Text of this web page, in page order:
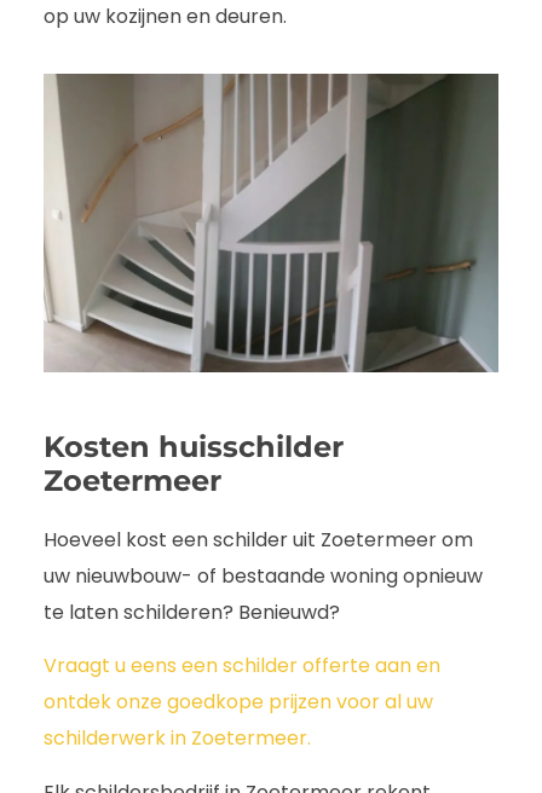
op uw kozijnen en deuren.
Kosten huisschilder
Zoetermeer
Hoeveel kost een schilder uit Zoetermeer om
uw nieuwbouw- of bestaande woning opnieuw
te laten schilderen? Benieuwd?
Vraagt u eens een schilder offerte aan en
ontdek onze goedkope prijzen voor al uw
schilderwerk in Zoetermeer.